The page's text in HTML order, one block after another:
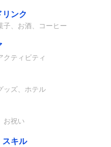
ンク
子、お酒、コーヒー
クティビティ
ッズ、ホテル
お祝い
スキル